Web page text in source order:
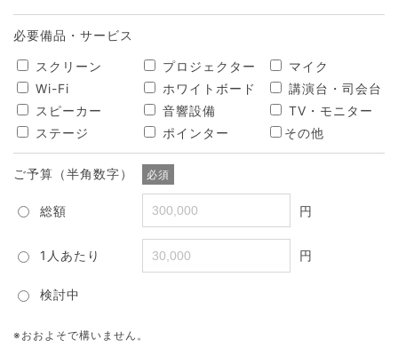
必要備品・サービス
スクリーン プロジェクター
マイク
Wi-Fi
ホワイトボード
講演台・司会台
スピーカー
音響設備
TV・モニター
ステージ
ポインター その他
ご予算（半角数字） 必須
総額 円
1人あたり 円
検討中
※おおよそで構いません。